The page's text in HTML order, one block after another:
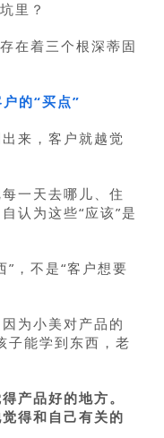
里？
在着三个根深蒂固
的“买点”
来，客户就越觉
一天去哪儿、住
认为这些“应该”是
”，不是“客户想要
为小美对产品的
子能学到东西，老
产品好的地方。
得和自己有关的